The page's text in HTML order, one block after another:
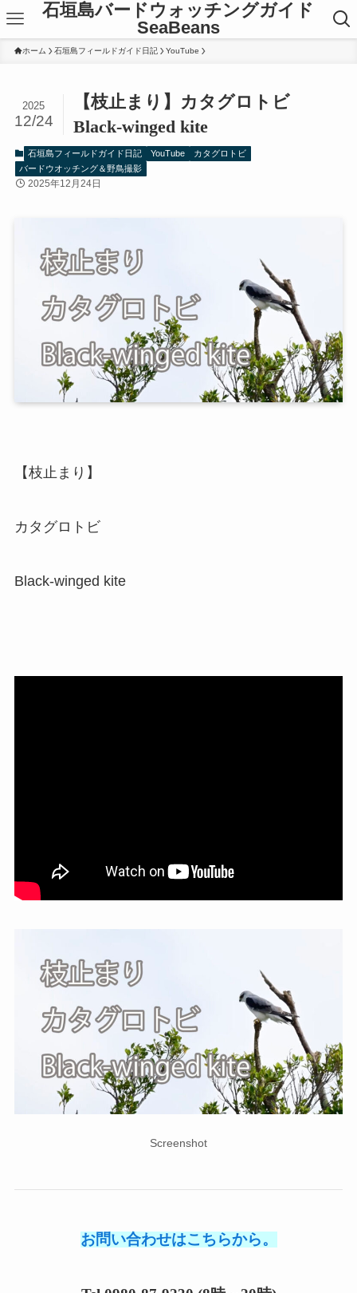
石垣島バードウォッチングガイド
SeaBeans
ホーム 石垣島フィールドガイド日記 YouTube
【枝止まり】カタグロトビ
Black-winged kite
2025
12/24
石垣島フィールドガイド日記 YouTube
カタグロトビ
バードウオッチング＆野鳥撮影
2025年12月24日
【枝止まり】
カタグロトビ
Black-winged kite
Screenshot
お問い合わせはこちらから。